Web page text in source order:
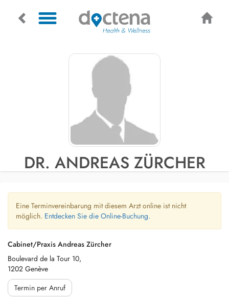
DR. ANDREAS ZÜRCHER
Eine Terminvereinbarung mit diesem Arzt online ist nicht
möglich. Entdecken Sie die Online-Buchung.
Cabinet/Praxis Andreas Zürcher
Boulevard de la Tour 10,
1202 Genève
Termin per Anruf